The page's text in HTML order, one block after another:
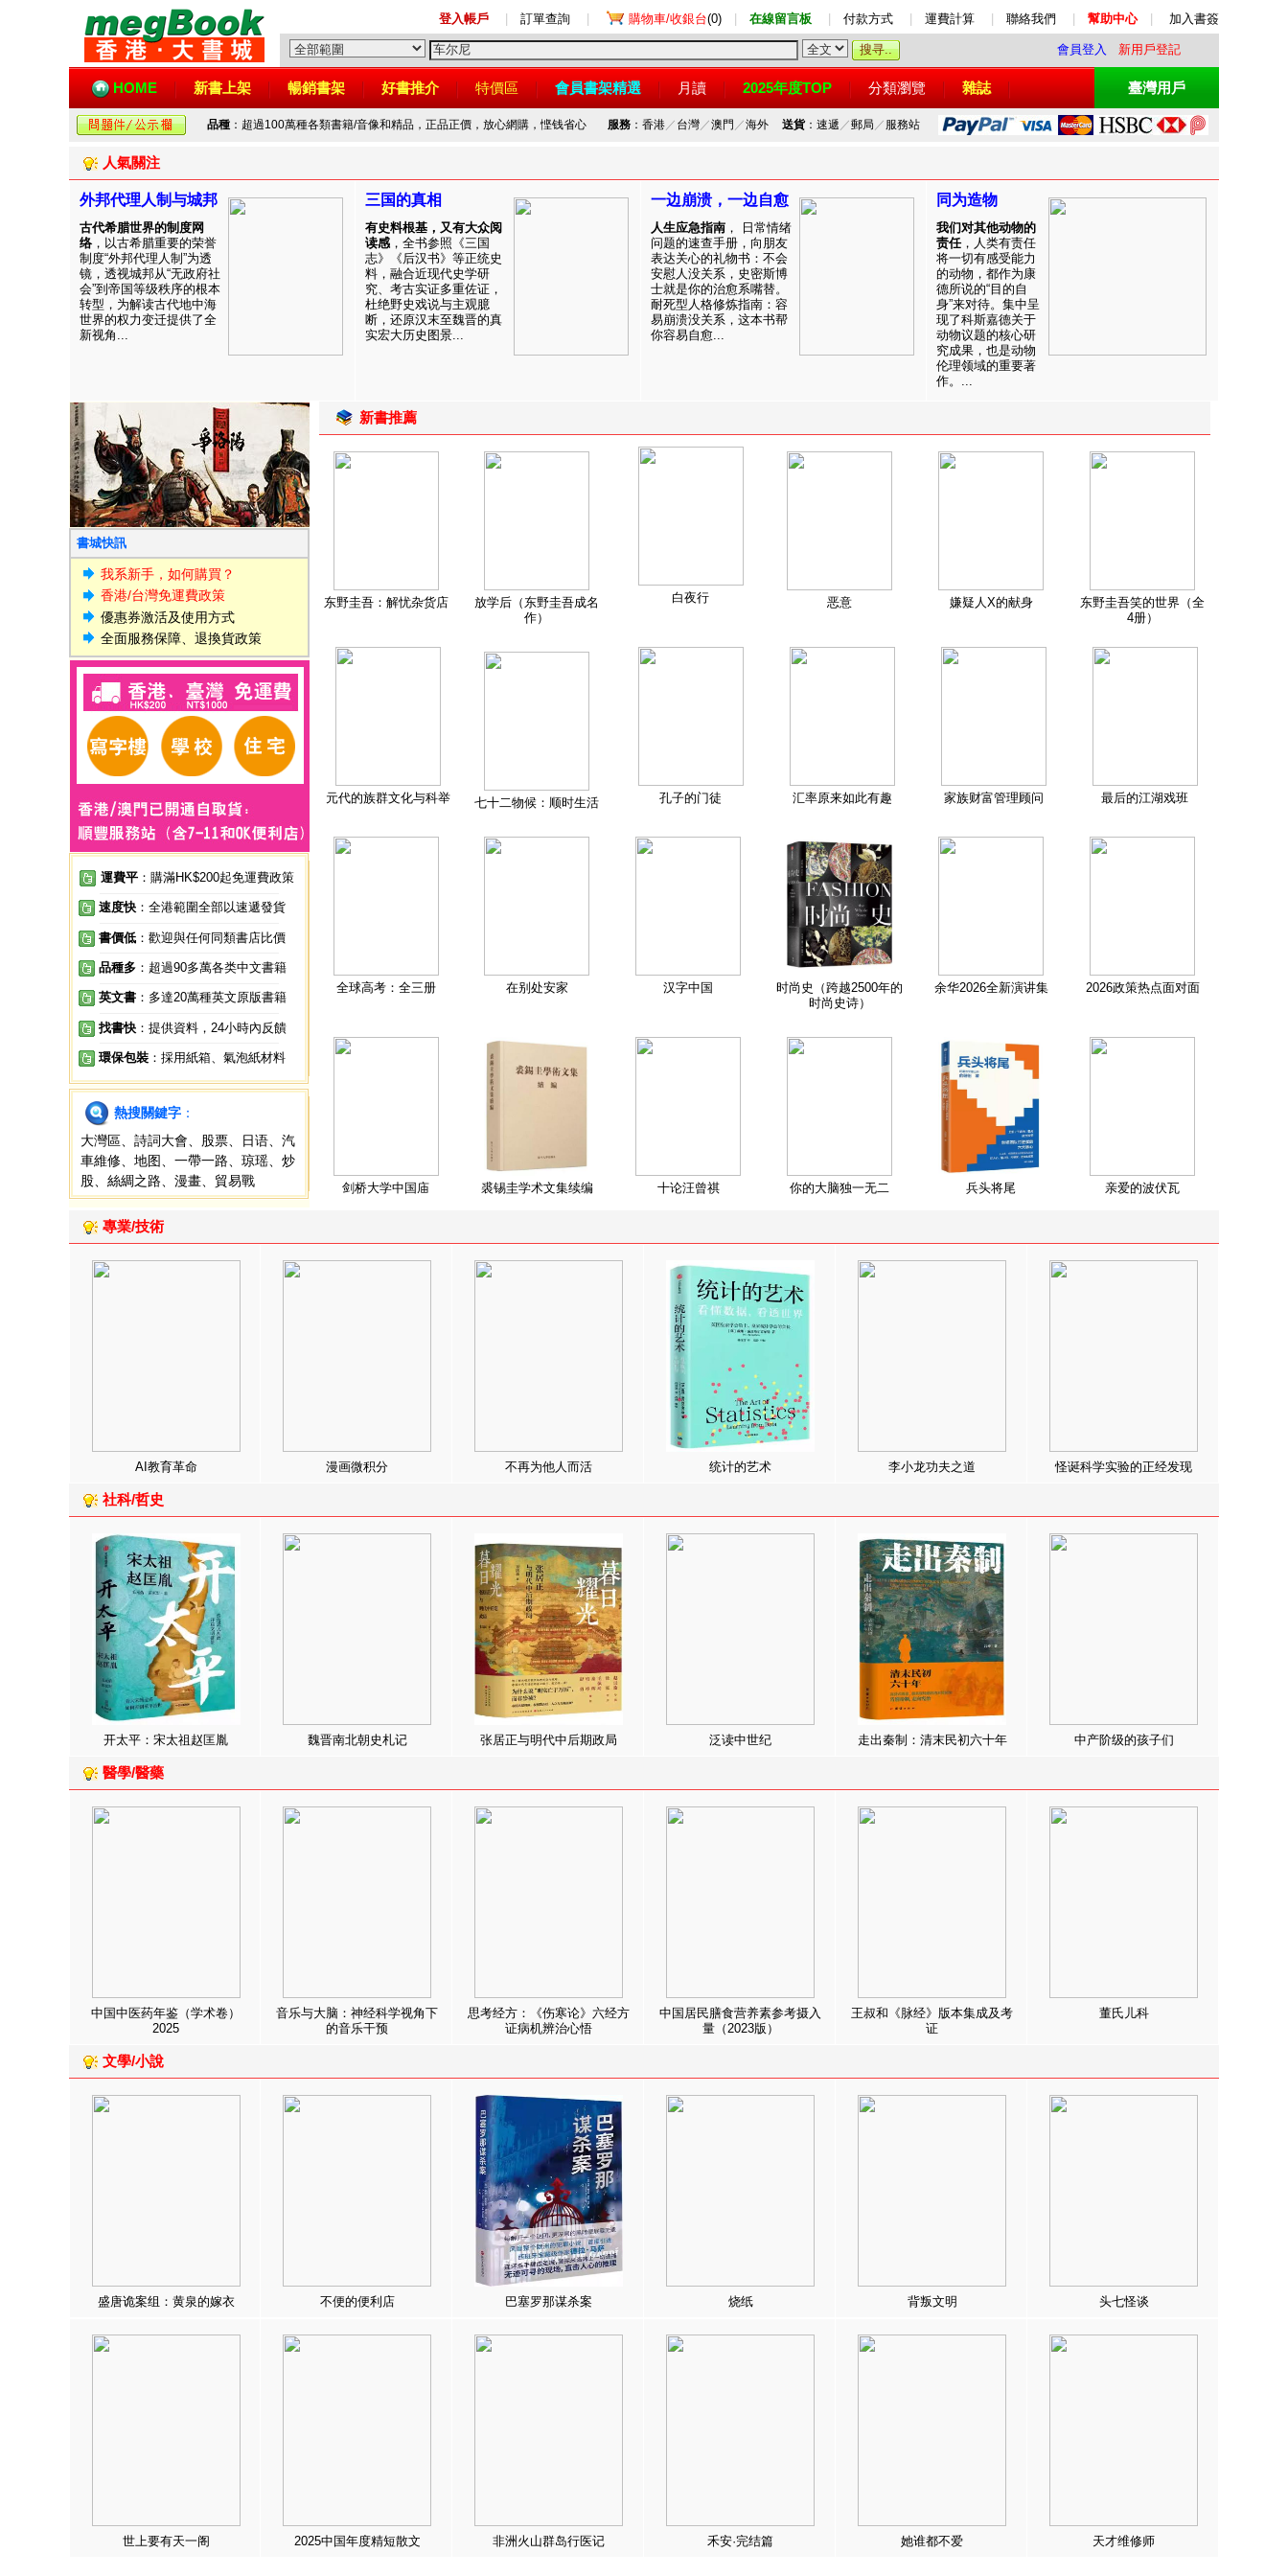
登入帳戶 訂單查詢 購物車/收銀台(0) 在線留言板 付款方式 運費計算 聯絡我們 幫助中心 加入書簽
會員登入 新用戶登記
HOME 新書上架 暢銷書架 好書推介 特價區 會員書架精選 月讀 2025年度TOP 分類瀏覽 雜誌 臺灣用戶
品種 ：超過100萬種各類書籍/音像和精品，正品正價，放心網購，悭钱省心 服務：香港／ 台灣／澳門 ／海外 送貨：速遞 ／郵局 ／ 服務站
人氣關注
外邦代理人制与城邦
古代希腊世界的制度网
络 ，以古希腊重要的荣誉
制度“外邦代理人制”为透
镜，透视城邦从“无政府社
会”到帝国等级秩序的根本
转型，为解读古代地中海
世界的权力变迁提供了全
新视角...
三国的真相
有史料根基，又有大众阅
读感 ，全书参照《三国
志》《后汉书》等正统史
料，融合近现代史学研
究、考古实证多重佐证，
杜绝野史戏说与主观臆
断，还原汉末至魏晋的真
实宏大历史图景...
一边崩溃，一边自愈
人生应急指南 ， 日常情绪
问题的速查手册，向朋友
表达关心的礼物书：不会
安慰人没关系，史密斯博
士就是你的治愈系嘴替。
耐死型人格修炼指南：容
易崩溃没关系，这本书帮
你容易自愈...
同为造物
我们对其他动物的
责任，人类有责任
将一切有感受能力
的动物，都作为康
德所说的“目的自
身”来对待。集中呈
现了科斯嘉德关于
动物议题的核心研
究成果，也是动物
伦理领域的重要著
作。...
書城快訊
我系新手，如何購買？
香港/台灣免運費政策
優惠券激活及使用方式
全面服務保障、退換貨政策
運費平 ：購滿HK$200起免運費政策
速度快 ：全港範圍全部以速遞發貨
書價低 ：歡迎與任何同類書店比價
品種多 ：超過90多萬各类中文書籍
英文書 ：多達20萬種英文原版書籍
找書快 ：提供資料，24小時內反饋
環保包裝 ：採用紙箱、氣泡紙材料
熱搜關鍵字 ：
大灣區
詩詞大會 股票 日语
汽
車維修
地图 一帶一路 琼瑶
炒
股
絲綢之路 漫畫 貿易戰
新書推薦
东野圭吾：解忧杂货店
放学后（东野圭吾成名
作）
白夜行 恶意 嫌疑人X的献身
东野圭吾笑的世界（全
4册）
元代的族群文化与科举 七十二物候：顺时生活 孔子的门徒 汇率原来如此有趣 家族财富管理顾问 最后的江湖戏班
全球高考：全三册 在别处安家 汉字中国
时尚史（跨越2500年的
时尚史诗）
余华2026全新演讲集 2026政策热点面对面
剑桥大学中国庙 裘锡圭学术文集续编 十论汪曾祺 你的大脑独一无二 兵头将尾 亲爱的波伏瓦
專業/技術
AI教育革命 漫画微积分 不再为他人而活 统计的艺术 李小龙功夫之道 怪诞科学实验的正经发现
社科/哲史
开太平：宋太祖赵匡胤 魏晋南北朝史札记 张居正与明代中后期政局 泛读中世纪 走出秦制：清末民初六十年 中产阶级的孩子们
醫學/醫藥
中国中医药年鉴（学术卷）
2025
音乐与大脑：神经科学视角下
的音乐干预
思考经方：《伤寒论》六经方
证病机辨治心悟
中国居民膳食营养素参考摄入
量（2023版）
王叔和《脉经》版本集成及考
证
董氏儿科
文學/小說
盛唐诡案组：黄泉的嫁衣 不便的便利店 巴塞罗那谋杀案 烧纸 背叛文明 头七怪谈
世上要有天一阁 2025中国年度精短散文 非洲火山群岛行医记 禾安·完结篇 她谁都不爱 天才维修师